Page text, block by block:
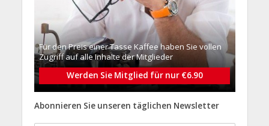
Für den Preis einer Tasse Kaffee haben Sie vollen
Zugriff auf alle Inhalte der Mitglieder
Werden Sie Mitglied für nur €6.90
Abonnieren Sie unseren täglichen Newsletter